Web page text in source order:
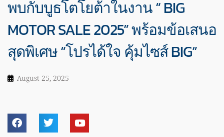
พบกับบูธโตโยต้าในงาน “ BIG
MOTOR SALE 2025” พร้อมข้อเสนอ
สุดพิเศษ “โปรได้ใจ คุ้มไซส์ BIG”
August 25, 2025